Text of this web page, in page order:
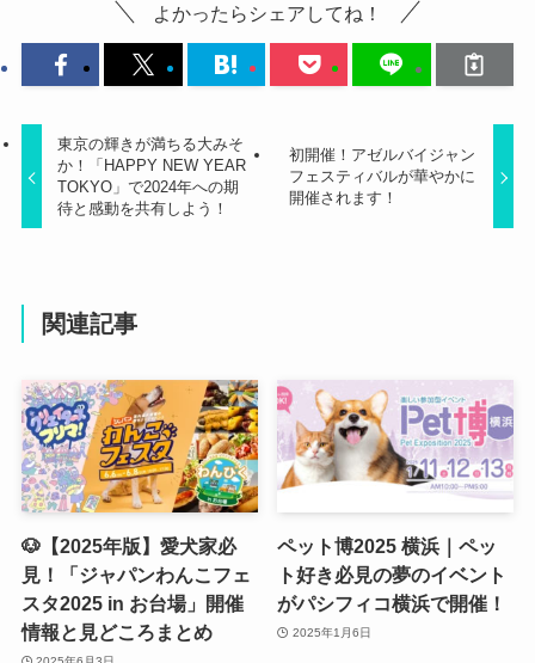
よかったらシェアしてね！
東京の輝きが満ちる大みそ
か！「HAPPY NEW YEAR
TOKYO」で2024年への期
待と感動を共有しよう！
初開催！アゼルバイジャン
フェスティバルが華やかに
開催されます！
関連記事
🐶【2025年版】愛犬家必
見！「ジャパンわんこフェ
スタ2025 in お台場」開催
情報と見どころまとめ
ペット博2025 横浜｜ペッ
ト好き必見の夢のイベント
がパシフィコ横浜で開催！
2025年1月6日